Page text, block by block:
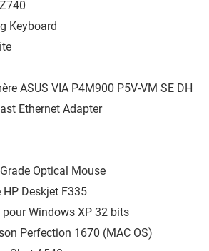
Keyboard
ASUS VIA P4M900 P5V-VM SE DH
Ethernet Adapter
Optical Mouse
Deskjet F335
pour Windows XP 32 bits
Perfection 1670 (MAC OS)